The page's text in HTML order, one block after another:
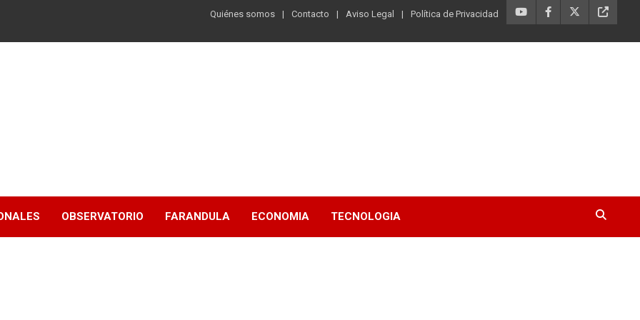
Quiénes somos Contacto Aviso Legal Política de Privacidad
OBSERVATORIO FARANDULA ECONOMIA TECNOLOGIA